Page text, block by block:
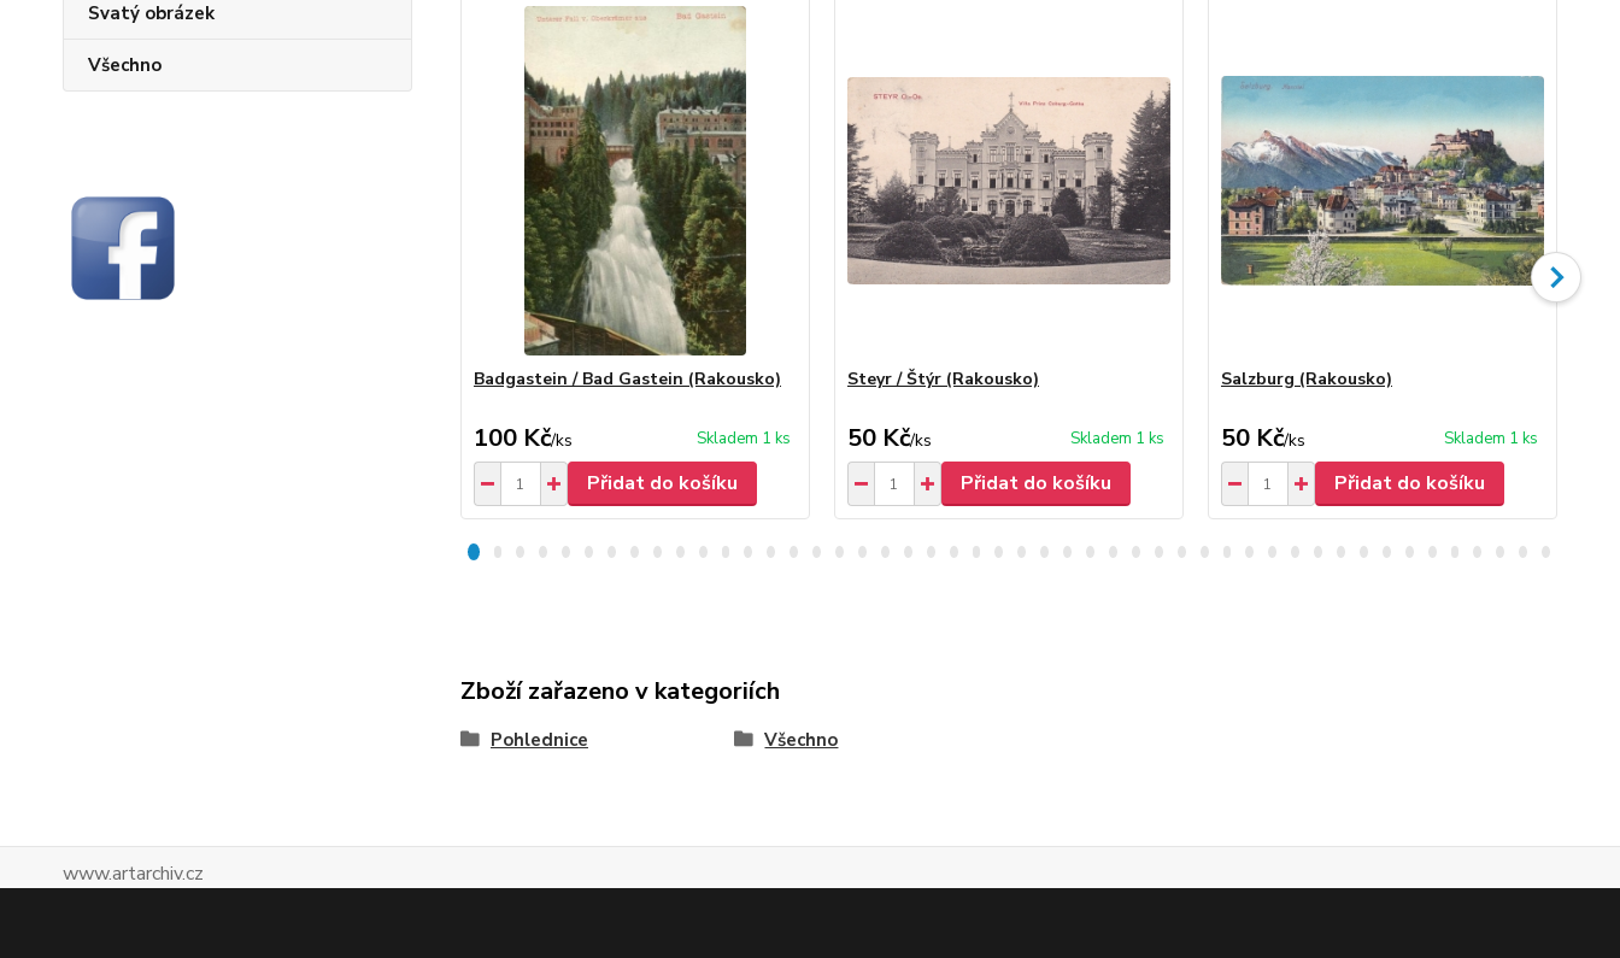
Svatý obrázek
Všechno
Badgastein / Bad Gastein (Rakousko)
100 Kč/ks Skladem 1 ks
Přidat do košíku
Steyr / Štýr (Rakousko)
50 Kč/ks Skladem 1 ks
Přidat do košíku
Salzburg (Rakousko)
50 Kč/ks Skladem 1 ks
Přidat do košíku
Zboží zařazeno v kategoriích
Pohlednice Všechno
www.artarchiv.cz